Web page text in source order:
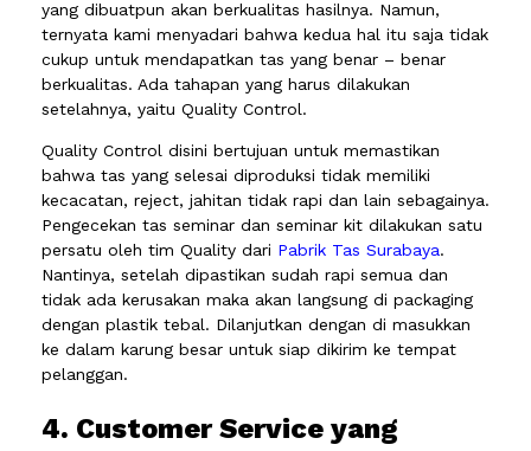
yang dibuatpun akan berkualitas hasilnya. Namun,
ternyata kami menyadari bahwa kedua hal itu saja tidak
cukup untuk mendapatkan tas yang benar – benar
berkualitas. Ada tahapan yang harus dilakukan
setelahnya, yaitu Quality Control.
Quality Control disini bertujuan untuk memastikan
bahwa tas yang selesai diproduksi tidak memiliki
kecacatan, reject, jahitan tidak rapi dan lain sebagainya.
Pengecekan tas seminar dan seminar kit dilakukan satu
persatu oleh tim Quality dari Pabrik Tas Surabaya.
Nantinya, setelah dipastikan sudah rapi semua dan
tidak ada kerusakan maka akan langsung di packaging
dengan plastik tebal. Dilanjutkan dengan di masukkan
ke dalam karung besar untuk siap dikirim ke tempat
pelanggan.
4. Customer Service yang